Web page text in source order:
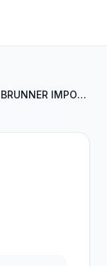
BRUNNER IMPORTACIONES